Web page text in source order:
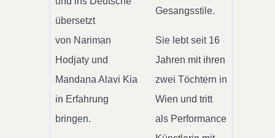
übersetzt
von Nariman
Hodjaty und
Mandana Alavi Kia
in Erfahrung
bringen.
Gesangsstile.
Sie lebt seit 16
Jahren mit ihren
zwei Töchtern in
Wien und tritt
als Performance